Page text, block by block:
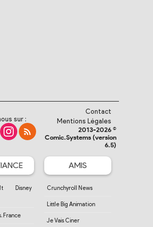
sur :
Contact
Mentions Légales
2013-2026 ©
Comic.Systems (version
6.5)
Disney
France
AMIS
Crunchyroll News
Little Big Animation
Je Vais Ciner